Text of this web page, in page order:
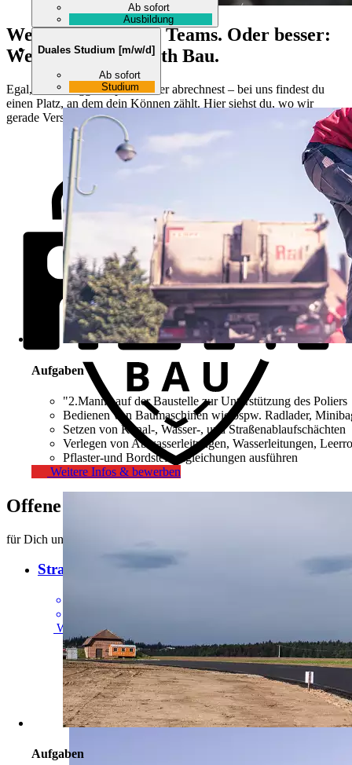
Ab sofort
Ausbildung
Duales Studium [m/w/d]
Ab sofort
Studium
Aufgaben
"2.Mann" auf der Baustelle zur Unterstützung des Poliers
Bedienen von Baumaschinen wie bspw. Radlader,
Setzen von Kanal-, Wasser-, und Straßenablaufschächten
Verlegen von Abwasserleitungen, Wasserleitungen,
Pflaster-und Bordsteinangleichungen ausführen
Weitere Infos & bewerben
Aufgaben
Werde Teil unseres Teams. Oder besser:
Werde Held bei Rath Bau.
Egal, ob du baggerst, planst oder abrechnest – bei uns findest du
einen Platz, an dem dein Können zählt. Hier siehst du, wo wir
gerade Verstärkung suchen.
Offene Jobs
für Dich und Deine Zukunft
Straßenbauer[m/w/d]
Weitere Infos & bewerben